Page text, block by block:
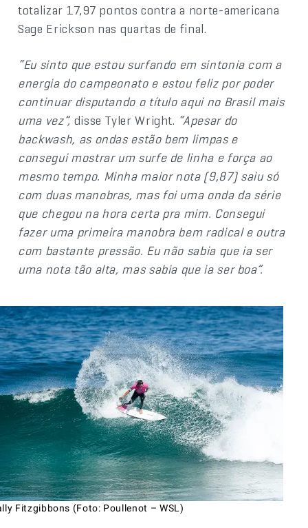
totalizar 17,97 pontos contra a norte-americana
Sage Erickson nas quartas de final.
“Eu sinto que estou surfando em sintonia com a
energia do campeonato e estou feliz por poder
continuar disputando o título aqui no Brasil mais
uma vez”, disse Tyler Wright. “Apesar do
backwash, as ondas estão bem limpas e
consegui mostrar um surfe de linha e força ao
mesmo tempo. Minha maior nota (9,87) saiu só
com duas manobras, mas foi uma onda da série
que chegou na hora certa pra mim. Consegui
fazer uma primeira manobra bem radical e outra
com bastante pressão. Eu não sabia que ia ser
uma nota tão alta, mas sabia que ia ser boa”.
Fitzgibbons (Foto: Poullenot – WSL)